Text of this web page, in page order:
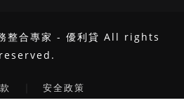
整合專家 - 優利貸 All rights
reserved.
安全政策